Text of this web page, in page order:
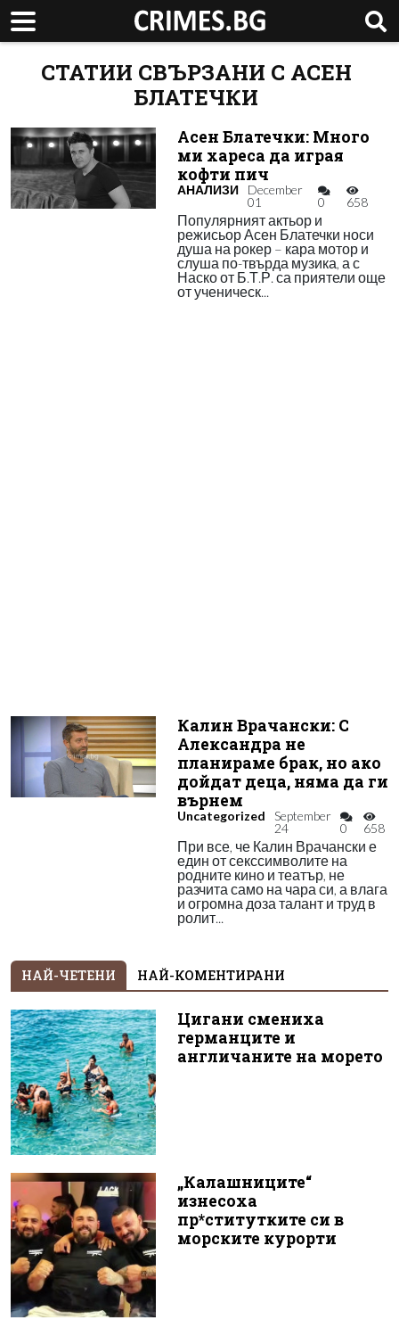
СТАТИИ СВЪРЗАНИ С АСЕН
БЛАТЕЧКИ
Асен Блатечки: Много
ми хареса да играя
кофти пич
АНАЛИЗИ
December
01
0 658
Популярният актьор и
режисьор Асен Блатечки носи
душа на рокер – кара мотор и
слуша по-твърда музика, а с
Наско от Б.Т.Р. са приятели още
от ученическ...
Калин Врачански: С
Александра не
планираме брак, но ако
дойдат деца, няма да ги
върнем
Uncategorized
September
24
0 658
При все, че Калин Врачански е
един от секссимволите на
родните кино и театър, не
разчита само на чара си, а влага
и огромна доза талант и труд в
ролит...
НАЙ-ЧЕТЕНИ НАЙ-КОМЕНТИРАНИ
Цигани смениха
германците и
англичаните на морето
„Калашниците“
изнесоха
пр*ститутките си в
морските курорти